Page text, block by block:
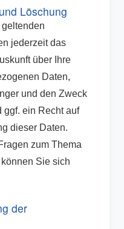
Löschung
jederzeit das
über Ihre
Daten,
und den Zweck
ggf. ein Recht auf
dieser Daten.
zum Thema
Sie sich
der